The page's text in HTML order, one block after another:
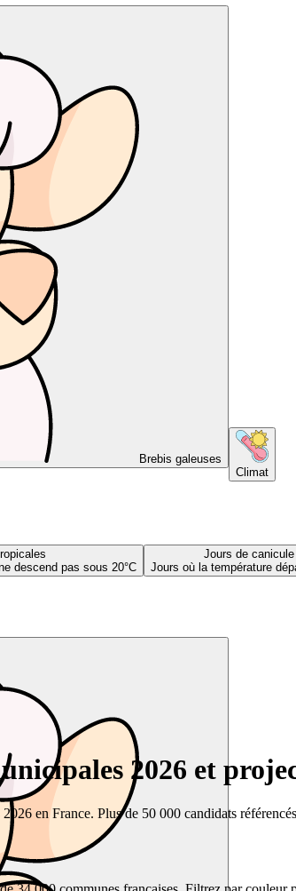
Brebis galeuses
Climat
descend pas sous 20°C
Jours de canicule
Jours où la température
2026 et
en France. Plus de 50 000 candidats